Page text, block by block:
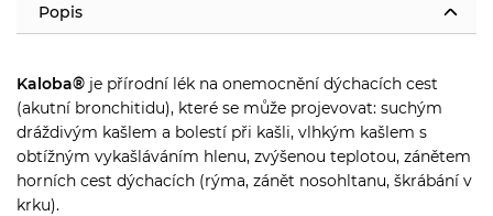
Popis
Kaloba® je přírodní lék na onemocnění dýchacích cest
(akutní bronchitidu), které se může projevovat: suchým
dráždivým kašlem a bolestí při kašli, vlhkým kašlem s
obtížným vykašláváním hlenu, zvýšenou teplotou, zánětem
horních cest dýchacích (rýma, zánět nosohltanu, škrábání v
krku).